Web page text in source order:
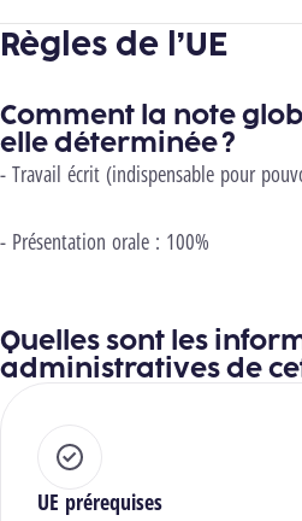
Règles de l’UE
Comment la note
elle déterminée ?
- Travail écrit (indispensable pour
- Présentation orale : 100%
Quelles sont les
administratives de
UE prérequises